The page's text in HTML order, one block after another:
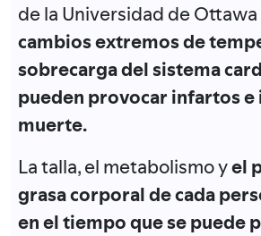
de ​​la Universidad de Ottawa
cambios extremos de
sobrecarga del sistema
pueden provocar infartos e
muerte.
La talla, el metabolismo yel
grasa corporal de cada
en el tiempo que se puede